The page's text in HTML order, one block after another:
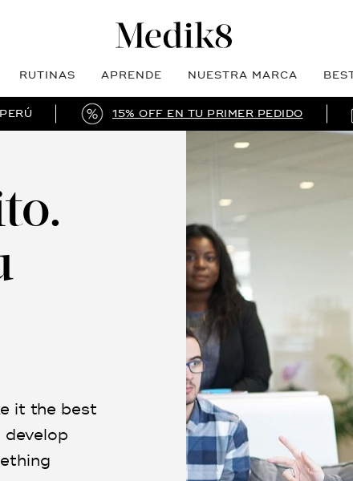
RUTINAS APRENDE NUESTRA MARCA
15% OFF EN TU PRIMER PEDIDO
it the best
develop